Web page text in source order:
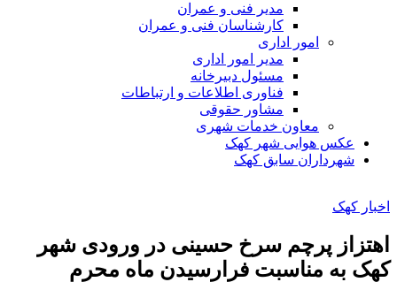
مدیر فنی و عمران
کارشناسان فنی و عمران
امور اداری
مدیر امور اداری
مسئول دبیرخانه
فناوری اطلاعات و ارتباطات
مشاور حقوقی
معاون خدمات شهری
عکس هوایی شهر کهک
شهرداران سابق کهک
اخبار کهک
اهتزاز پرچم سرخ حسینی در ورودی شهر
کهک به مناسبت فرارسیدن ماه محرم